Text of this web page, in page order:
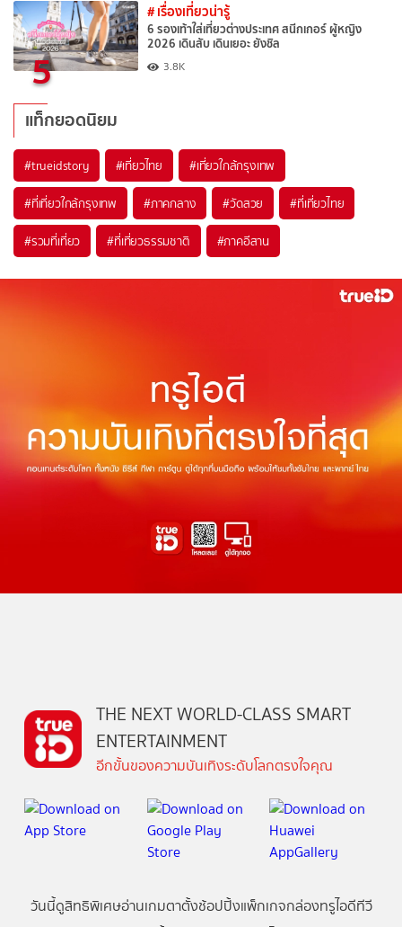
5
# เรื่องเที่ยวน่ารู้
6 รองเท้าใส่เที่ยวต่างประเทศ สนีกเกอร์ ผู้หญิง
2026 เดินสับ เดินเยอะ ยังชิล
3.8K
แท็กยอดนิยม
#trueidstory #เที่ยวไทย #เที่ยวใกล้กรุงเทพ
#ที่เที่ยวใกล้กรุงเทพ #ภาคกลาง #วัดสวย #ที่เที่ยวไทย
#รวมที่เที่ยว #ที่เที่ยวธรรมชาติ #ภาคอีสาน
THE NEXT WORLD-CLASS SMART
ENTERTAINMENT
อีกขั้นของความบันเทิงระดับโลกตรงใจคุณ
วันนี้ดูสิทธิพิเศษอ่านเกมตาตั้งช้อปปิ้งแพ็กเกจกล่องทรูไอดีทีวี